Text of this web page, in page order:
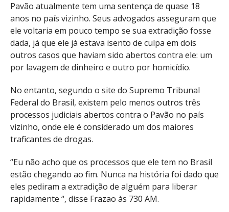
Pavão atualmente tem uma sentença de quase 18
anos no país vizinho. Seus advogados asseguram que
ele voltaria em pouco tempo se sua extradição fosse
dada, já que ele já estava isento de culpa em dois
outros casos que haviam sido abertos contra ele: um
por lavagem de dinheiro e outro por homicídio.
No entanto, segundo o site do Supremo Tribunal
Federal do Brasil, existem pelo menos outros três
processos judiciais abertos contra o Pavão no país
vizinho, onde ele é considerado um dos maiores
traficantes de drogas.
“Eu não acho que os processos que ele tem no Brasil
estão chegando ao fim. Nunca na história foi dado que
eles pediram a extradição de alguém para liberar
rapidamente “, disse Frazao às 730 AM.